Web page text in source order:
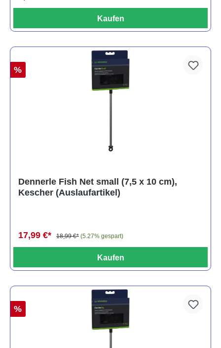
Kaufen
%
Dennerle Fish Net small (7,5 x 10 cm),
Kescher (Auslaufartikel)
17,99 €* 18,99 €* (5.27% gespart)
Kaufen
%